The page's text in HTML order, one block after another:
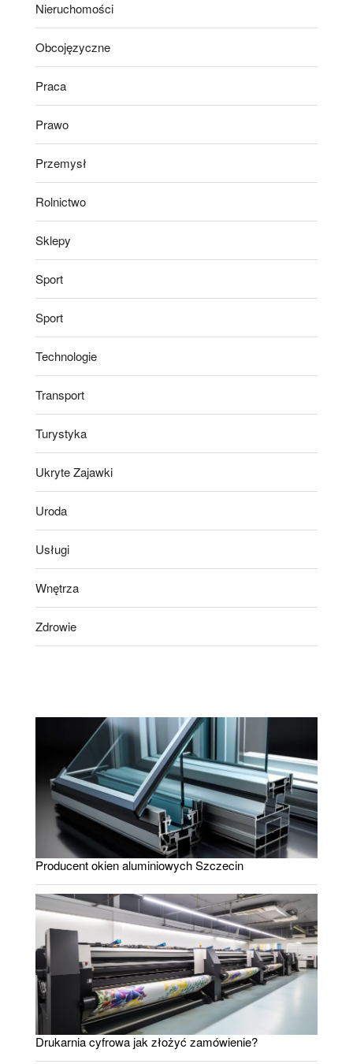
Nieruchomości
Obcojęzyczne
Praca
Prawo
Przemysł
Rolnictwo
Sklepy
Sport
Sport
Technologie
Transport
Turystyka
Ukryte Zajawki
Uroda
Usługi
Wnętrza
Zdrowie
Producent okien aluminiowych Szczecin
Drukarnia cyfrowa jak złożyć zamówienie?